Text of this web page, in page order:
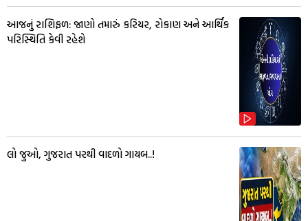
આજનું રાશિફળ: જાણો તમારું કરિયર, રોકાણ અને આર્થિક
પરિસ્થિતિ કેવી રહેશે
લો જુઓ, ગુજરાત પરથી વાદળો ગાયબ..!